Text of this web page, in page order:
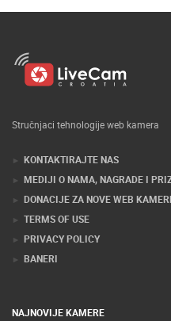
Stručnjaci tehnologije web kamera
KONTAKTIRAJTE NAS
MEDIJI O NAMA, NAGRADE I
DONACIJE ZA NOVE WEB
TERMS OF USE
PRIVACY POLICY
BANERI
NAJNOVIJE KAMERE